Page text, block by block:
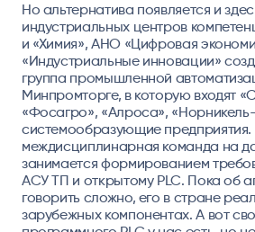
Но альтернатива появляется и
индустриальных центров
и «Химия», АНО «Цифровая
«Индустриальные инновации»
группа промышленной
Минпромторге, в которую входят
«Фосагро», «Алроса»,
системообразующие предприятия.
междисциплинарная команда на
занимается формированием
АСУ ТП и открытому PLC. Пока об
говорить сложно, его в стране
зарубежных компонентах. А вот